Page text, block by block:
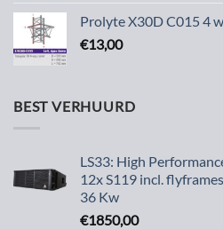
Prolyte X30D C015 4
€13,00
BEST VERHUURD
LS33: High
12x S119 incl.
36 Kw
€1850,00